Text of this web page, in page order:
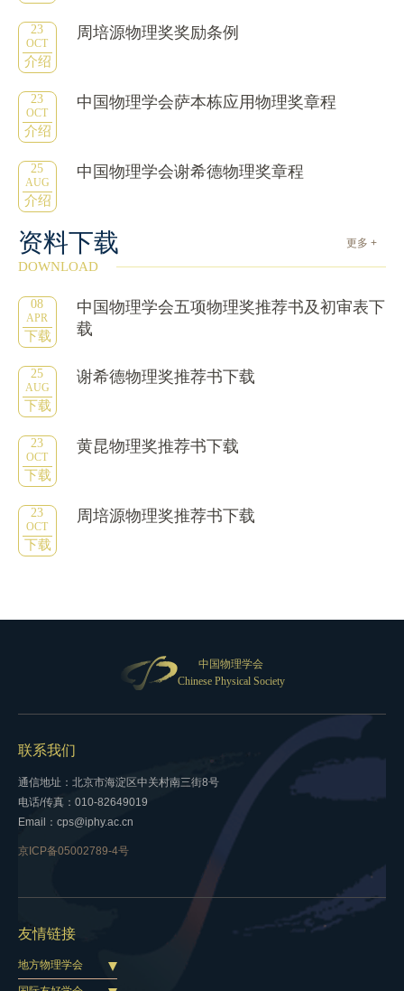
23
OCT
介绍
周培源物理奖奖励条例
23
OCT
介绍
中国物理学会萨本栋应用物理奖章程
25
AUG
介绍
中国物理学会谢希德物理奖章程
资料下载 更多 +
DOWNLOAD
08
APR
下载
中国物理学会五项物理奖推荐书及初审表下
载
25
AUG
下载
谢希德物理奖推荐书下载
23
OCT
下载
黄昆物理奖推荐书下载
23
OCT
下载
周培源物理奖推荐书下载
中国物理学会
Chinese Physical Society
联系我们
通信地址：北京市海淀区中关村南三街8号
电话/传真：010-82649019
Email：cps@iphy.ac.cn
京ICP备05002789-4号
友情链接
地方物理学会